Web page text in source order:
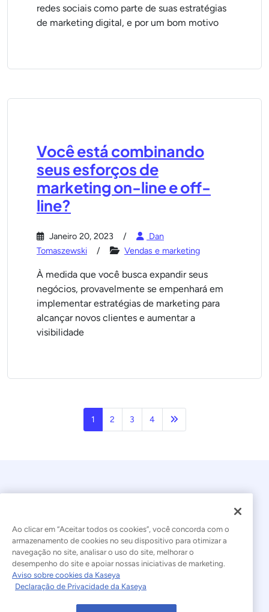
redes sociais como parte de suas estratégias
de marketing digital, e por um bom motivo
Você está combinando
seus esforços de
marketing on-line e off-
line?
Janeiro 20, 2023
Dan
Tomaszewski
Vendas e marketing
À medida que você busca expandir seus
negócios, provavelmente se empenhará em
implementar estratégias de marketing para
alcançar novos clientes e aumentar a
visibilidade
1 2 3 4 Próxima página
© 2026 Kaseya. Todos os direitos reservados.
Português Brasileiro
Declaração sobre a Escravidão Moderna
Ao clicar em “Aceitar todos os cookies”, você concorda com o
armazenamento de cookies no seu dispositivo para otimizar a
navegação no site, analisar o uso do site, melhorar o
desempenho do site e apoiar nossas iniciativas de marketing.
Aviso sobre cookies da Kaseya
Declaração de Privacidade da Kaseya